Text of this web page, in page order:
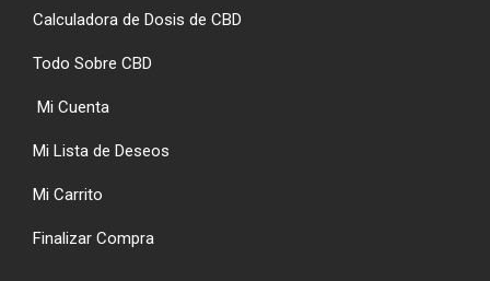
Calculadora de Dosis de CBD
Todo Sobre CBD
Mi Cuenta
Mi Lista de Deseos
Mi Carrito
Finalizar Compra